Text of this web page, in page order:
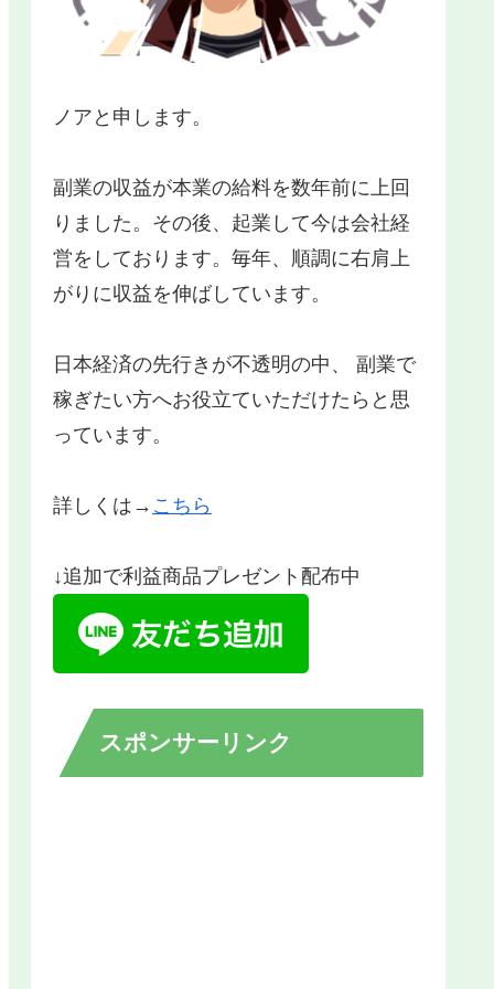
ノアと申します。
副業の収益が本業の給料を数年前に上回
りました。その後、起業して今は会社経
営をしております。毎年、順調に右肩上
がりに収益を伸ばしています。
日本経済の先行きが不透明の中、 副業で
稼ぎたい方へお役立ていただけたらと思
っています。
詳しくは→ こちら
↓追加で利益商品プレゼント配布中
スポンサーリンク